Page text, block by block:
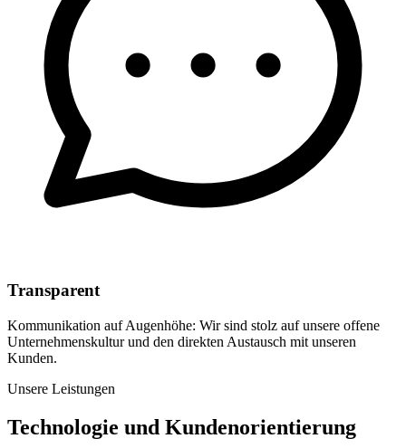
Transparent
Kommunikation auf Augenhöhe: Wir sind stolz auf unsere offene
Unternehmenskultur und den direkten Austausch mit unseren
Kunden.
Unsere Leistungen
Technologie und Kundenorientierung